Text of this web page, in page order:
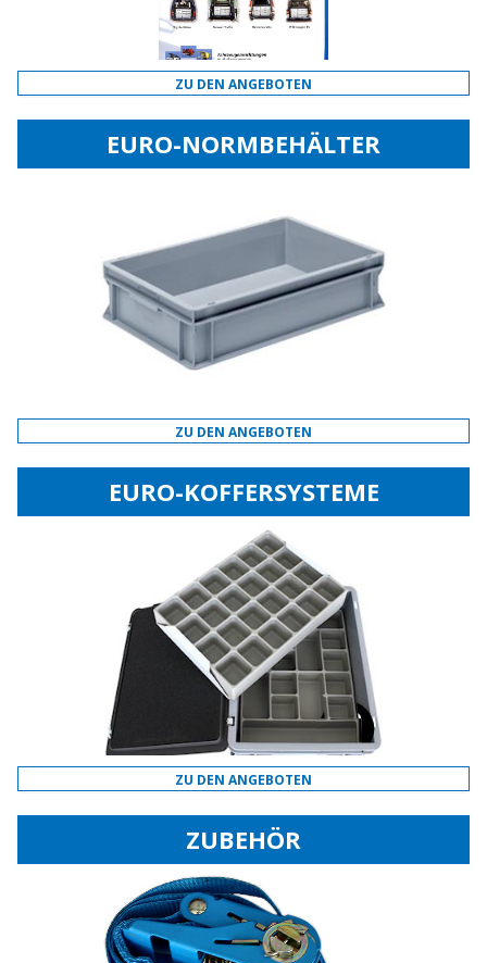
ZU DEN ANGEBOTEN
EURO-NORMBEHÄLTER
ZU DEN ANGEBOTEN
EURO-KOFFERSYSTEME
ZU DEN ANGEBOTEN
ZUBEHÖR